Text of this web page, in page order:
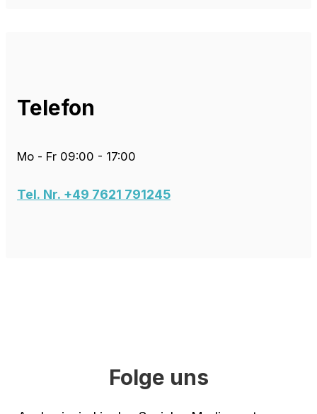
Telefon
Mo - Fr 09:00 - 17:00
Tel. Nr. +49 7621 791245
Folge uns